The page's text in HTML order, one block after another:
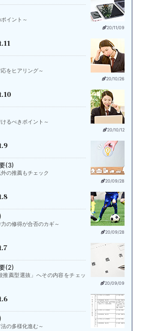
20/11/09
イント～
20/10/26
をヒアリング～
20/10/12
るべきポイント～
20/09/28
(3)
の推薦もチェック
20/09/28
の修得が合否のカギ～
20/09/09
(2)
推薦型選抜」へその内容をチェッ
の多様化進む～